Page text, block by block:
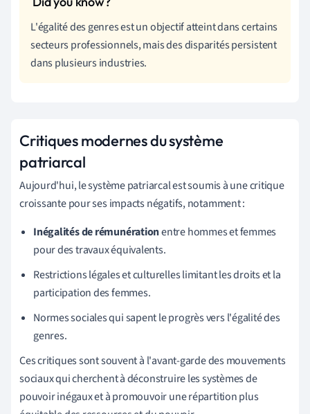
L'égalité des genres est un objectif atteint dans certains
secteurs professionnels, mais des disparités persistent
dans plusieurs industries.
Critiques modernes du système
patriarcal
Aujourd'hui, le système patriarcal est soumis à une critique
croissante pour ses impacts négatifs, notamment :
Inégalités de rémunérationentre hommes et femmes
pour des travaux équivalents.
Restrictions légales et culturelles limitant les droits et la
participation des femmes.
Normes sociales qui sapent le progrès vers l'égalité des
genres.
Ces critiques sont souvent à l'avant-garde des mouvements
sociaux qui cherchent à déconstruire les systèmes de
pouvoir inégaux et à promouvoir une répartition plus